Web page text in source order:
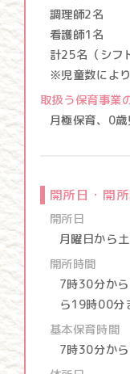
調理師2名
看護師1名
計25名（シフ
※児童数によ
取扱う保育事業
月極保育、0
開所日・開
開所日
月曜日から
開所時間
7時30分か
ら19時00分
基本保育時間
7時30分か